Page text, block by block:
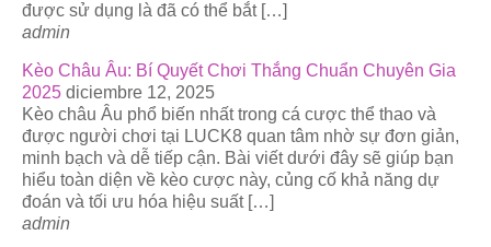
được sử dụng là đã có thể bắt […]
admin
Kèo Châu Âu: Bí Quyết Chơi Thắng Chuẩn Chuyên Gia
2025 diciembre 12, 2025
Kèo châu Âu phổ biến nhất trong cá cược thể thao và
được người chơi tại LUCK8 quan tâm nhờ sự đơn giản,
minh bạch và dễ tiếp cận. Bài viết dưới đây sẽ giúp bạn
hiểu toàn diện về kèo cược này, củng cố khả năng dự
đoán và tối ưu hóa hiệu suất […]
admin